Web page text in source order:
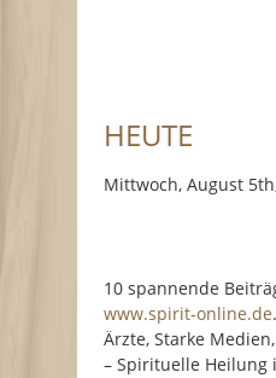
HEUTE
Mittwoch, August
10 spannende
www.spirit-online.de
Ärzte, Starke
– Spirituelle Heilung